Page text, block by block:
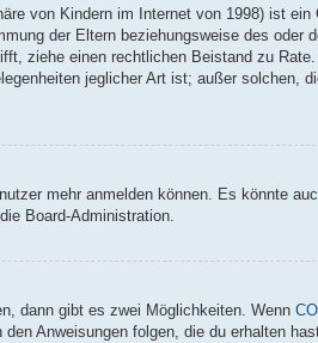
von Kindern im Internet von 1998) ist
der Eltern beziehungsweise des oder
ziehe einen rechtlichen Beistand zu
jeglicher Art ist; außer solchen,
mehr anmelden können. Es könnte
Board-Administration.
dann gibt es zwei Möglichkeiten. Wenn
Anweisungen folgen, die du erhalten